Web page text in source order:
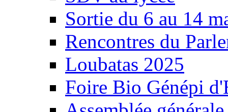
Sortie du 6 au 14
Rencontres du
Loubatas 2025
Foire Bio Génépi